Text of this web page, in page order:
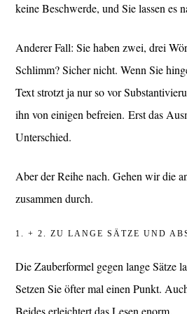
keine Beschwerde, und Sie lassen es
Anderer Fall: Sie haben zwei, drei
Schlimm? Sicher nicht. Wenn Sie
Text strotzt ja nur so vor
ihn von einigen befreien. Erst das
Unterschied.
Aber der Reihe nach. Gehen wir die
zusammen durch.
1. + 2. ZU LANGE SÄTZE UND
Die Zauberformel gegen lange Sätze
Setzen Sie öfter mal einen Punkt.
Beides erleichtert das Lesen enorm.